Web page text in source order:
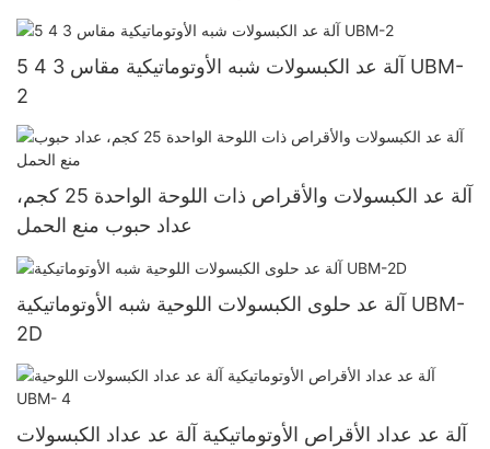
آلة عد الكبسولات شبه الأوتوماتيكية مقاس 3 4 5 UBM-
2
آلة عد الكبسولات والأقراص ذات اللوحة الواحدة 25 كجم،
عداد حبوب منع الحمل
آلة عد حلوى الكبسولات اللوحية شبه الأوتوماتيكية UBM-
2D
آلة عد عداد الأقراص الأوتوماتيكية آلة عد عداد الكبسولات